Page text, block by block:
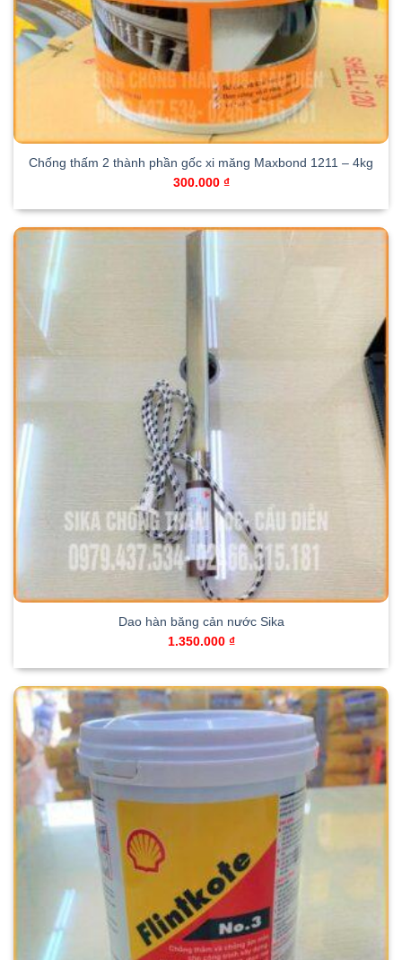
Chống thấm 2 thành phần gốc xi măng Maxbond 1211 – 4kg
300.000 ₫
Dao hàn băng cản nước Sika
1.350.000 ₫